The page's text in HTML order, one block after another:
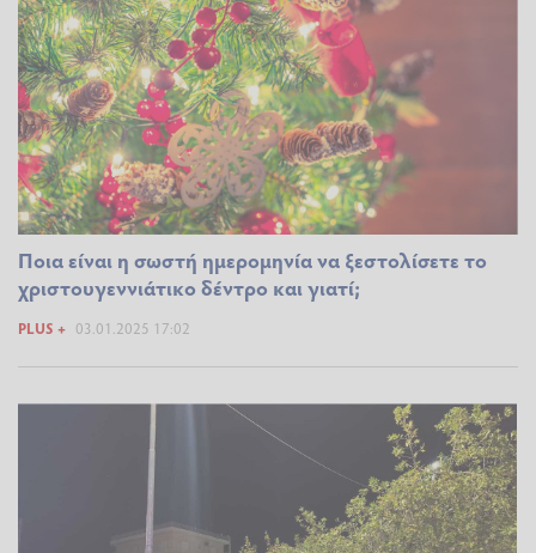
Ποια είναι η σωστή ημερομηνία να ξεστολίσετε το
χριστουγεννιάτικο δέντρο και γιατί;
PLUS + 03.01.2025 17:02